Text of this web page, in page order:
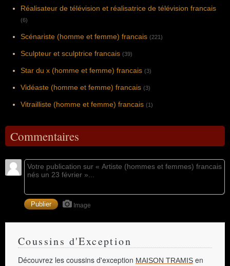
Réalisateur de télévision et réalisatrice de télévision francais
(6)
Scénariste (homme et femme) francais (221)
Sculpteur et sculptrice francais (39)
Star du x (homme et femme) francais (3)
Vidéaste (homme et femme) francais (3)
Vitrailliste (homme et femme) francais (1)
Commentaires
Image
Coussins d'Exception
Découvrez les coussins d'exception MAISON TRAMIS en